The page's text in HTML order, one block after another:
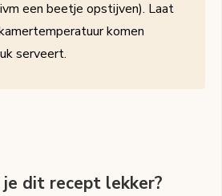
een beetje opstijven). Laat
komen
serveert.
je dit recept lekker?